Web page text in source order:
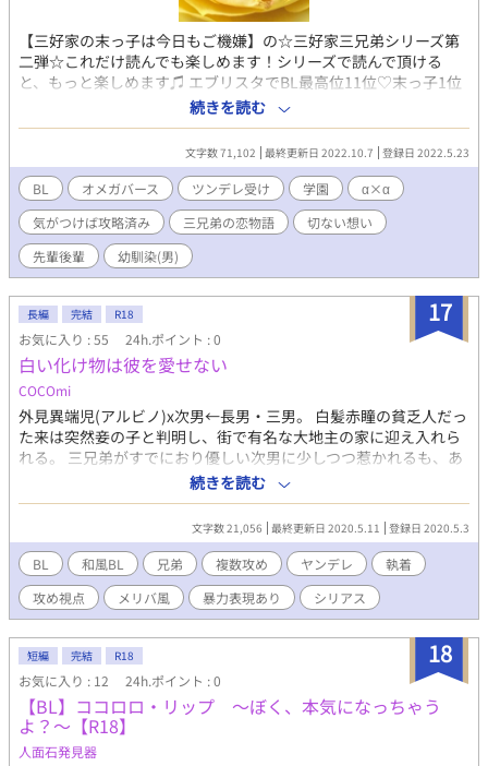
【三好家の末っ子は今日もご機嫌】の☆三好家三兄弟シリーズ第
二弾☆これだけ読んでも楽しめます！シリーズで読んで頂ける
と、もっと楽しめます♫ エブリスタでBL最高位11位♡末っ子1位
共に人気作品♪ 三好家で腹黒優等生のアルファ長男彗と、天然無
邪気なΩの理玖に挟まれた涼介は、昔から二人に振り回されてい
る苦労人だ。それでも涼介も三好家らしさを出して、自分の道を
突き進んでいる。冷めた涼介にとっては、恋愛は割り切った関係
が当たり前で、身近で繰り広げられるオメガとアルファの溺愛を
ゾッと感じるほどだ。そんなアルファの涼介が恋する相手と
は…。 三好家の次男、涼介の一筋縄でいかない恋の物語。王様気
質の涼介は実は…。意外な性癖のツンデレの涼介を満喫してくだ
さい笑 涼介の恋愛模様は、エロ多めになりがちなのは、涼介のせ
続きを読む
文字数 71,102 最終更新日 2022.10.7 登録日 2022.5.23
BL オメガバース ツンデレ受け 学園
α×α
気がつけば攻略済み
三兄弟の恋物語
切ない想い
先輩後輩
幼馴染(男)
17
長編 完結 R18
お気に入り : 55 24h.ポイント : 0
白い化け物は彼を愛せない
COCOmi
外見異端児(アルビノ)x次男←長男・三男。 白髪赤瞳の貧乏人だっ
た来は突然妾の子と判明し、街で有名な大地主の家に迎え入れら
れる。 三兄弟がすでにおり優しい次男に少しつつ惹かれるも、あ
る事件をきっかけに地下へ長い間閉じ込められてしまう。来の次
男への想いは次第に憎しみと変化していき…。 次男を巡った深い
執着と愛。その行く末は。 ※攻めが暴力を振るわれたり監禁され
る場面があります。ただし性的な要素はありません。 ※攻め視点
で基本話が進みます。暗い展開が多いです。 完結はしていません
が、来の屋敷編までの掲載となります。続きはもしかしたら更新
されるかもしれません。
続きを読む
文字数 21,056 最終更新日 2020.5.11 登録日 2020.5.3
BL 和風BL 兄弟 複数攻め ヤンデレ
執着
攻め視点
メリバ風 暴力表現あり シリアス
18
短編 完結 R18
お気に入り : 12 24h.ポイント : 0
【BL】ココロロ・リップ 〜ぼく、本気になっちゃう
よ？～【R18】
人面石発見器